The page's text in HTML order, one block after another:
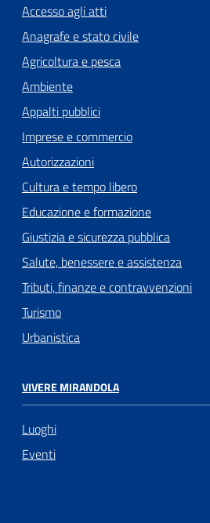
Accesso agli atti
Anagrafe e stato civile
Agricoltura e pesca
Ambiente
Appalti pubblici
Imprese e commercio
Autorizzazioni
Cultura e tempo libero
Educazione e formazione
Giustizia e sicurezza pubblica
Salute, benessere e assistenza
Tributi, finanze e contravvenzioni
Turismo
Urbanistica
VIVERE MIRANDOLA
Luoghi
Eventi